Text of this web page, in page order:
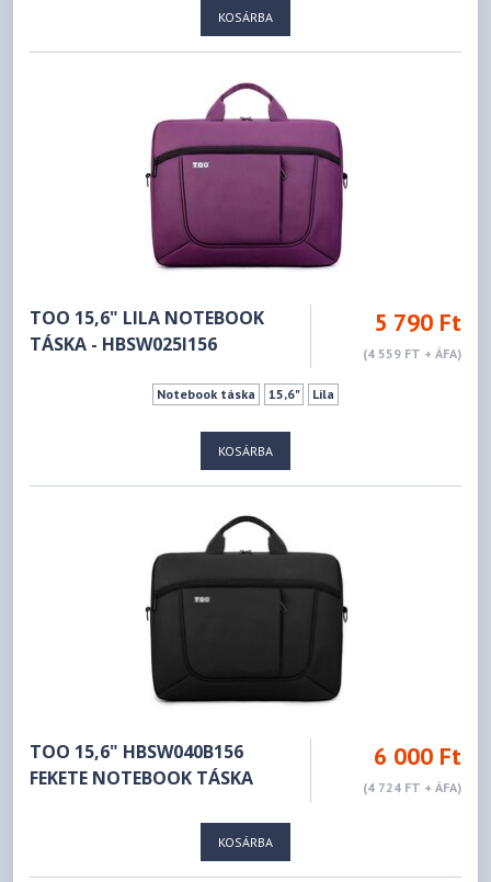
KOSÁRBA
TOO 15,6" LILA NOTEBOOK
TÁSKA - HBSW025I156
5 790 Ft
(4 559 FT + ÁFA)
Notebook táska 15,6" Lila
KOSÁRBA
TOO 15,6" HBSW040B156
FEKETE NOTEBOOK TÁSKA
6 000 Ft
(4 724 FT + ÁFA)
KOSÁRBA